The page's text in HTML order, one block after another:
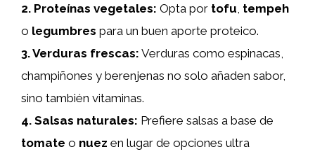
2. Proteínas vegetales: Opta por tofu tempeh
o legumbres para un buen aporte proteico.
3.Verduras frescas: Verduras como espinacas,
champiñones y berenjenas no solo añaden sabor,
sino también vitaminas.
4. Salsas naturales: Prefiere salsas a base de
tomate o nuez en lugar de opciones ultra